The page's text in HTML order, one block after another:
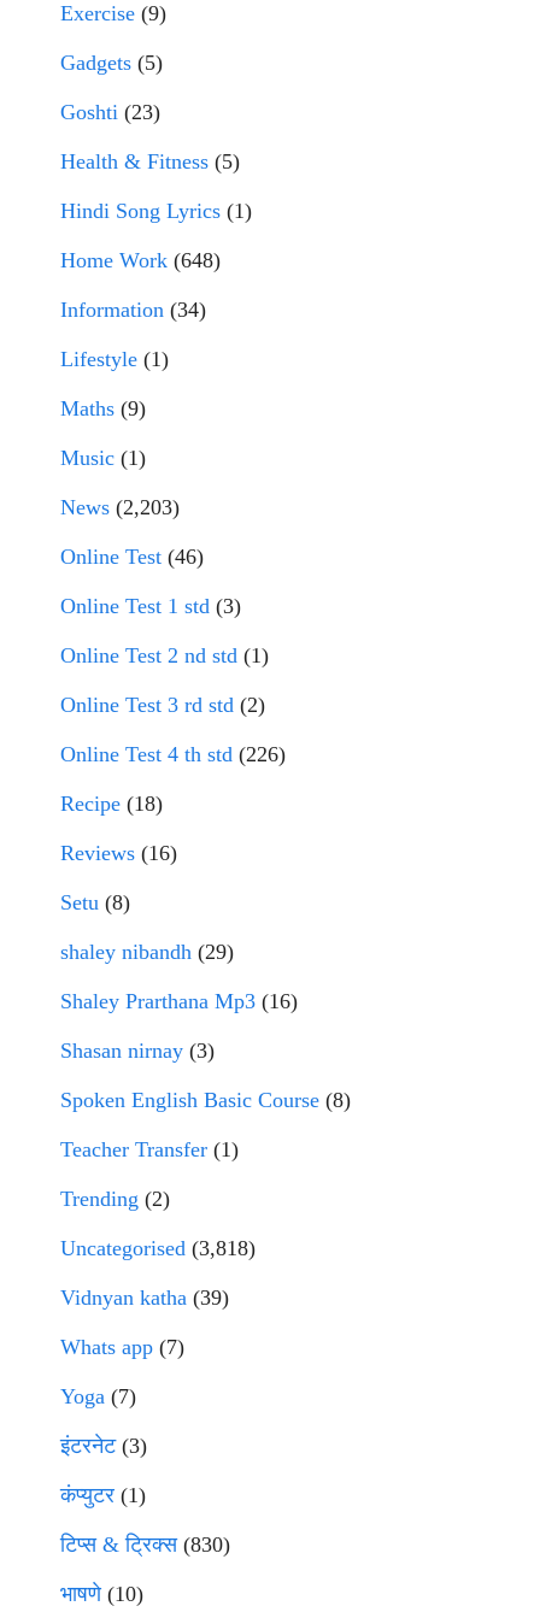
Exercise (9)
Gadgets (5)
Goshti (23)
Health & Fitness (5)
Hindi Song Lyrics (1)
Home Work (648)
Information (34)
Lifestyle (1)
Maths (9)
Music (1)
News (2,203)
Online Test (46)
Online Test 1 std (3)
Online Test 2 nd std (1)
Online Test 3 rd std (2)
Online Test 4 th std (226)
Recipe (18)
Reviews (16)
Setu (8)
shaley nibandh (29)
Shaley Prarthana Mp3 (16)
Shasan nirnay (3)
Spoken English Basic Course (8)
Teacher Transfer (1)
Trending (2)
Uncategorised (3,818)
Vidnyan katha (39)
Whats app (7)
Yoga (7)
इंटरनेट(3)
कंप्युटर (1)
टिप्स & ट्रिक्स(830)
भाषणे(10)